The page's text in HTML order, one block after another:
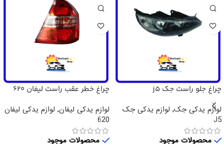
چراغ جلو راست جک j5
لوازم یدکی جک, لوازم یدکی جک
J5
محصولات موجود
چراغ خطر عقب راست لیفان 620
لوازم یدکی لیفان, لوازم یدکی لیفان
620
محصولات موجود